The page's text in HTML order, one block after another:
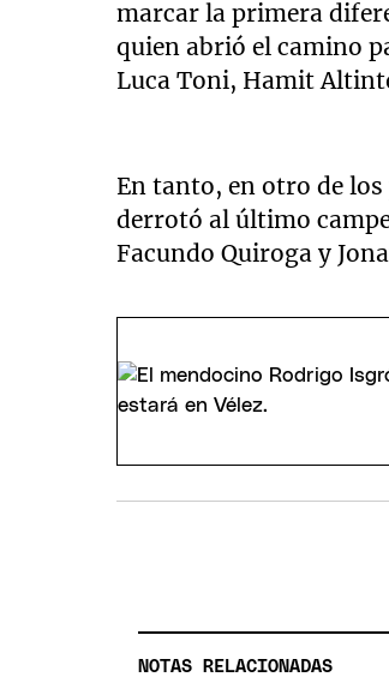
marcar la primera
quien abrió el camino
Luca Toni, Hamit
En tanto, en otro de
derrotó al último
Facundo Quiroga y
NOTAS RELACIONADAS